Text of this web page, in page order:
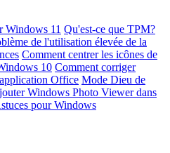
Windows 11 Qu'est-ce que TPM?
de l'utilisation élevée de la
Comment centrer les icônes de
10 Comment corriger
Office Mode Dieu de
Windows Photo Viewer dans
pour Windows